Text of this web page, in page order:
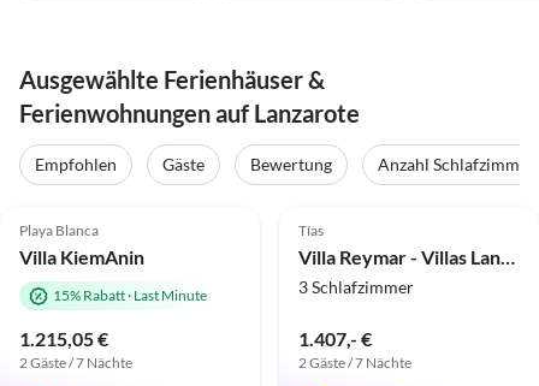
Ausgewählte Ferienhäuser &
Ferienwohnungen auf Lanzarote
Empfohlen Gäste Bewertung Anzahl Schlafzimmer
Top-Inserat
Playa Blanca
Villa KiemAnin
15% Rabatt· Last Minute
1.215,05 €
2 Gäste / 7 Nächte
Top-Inserat
Tías
Villa Reymar - Villas Lanzarote - VipVipVillas
3 Schlafzimmer
1.407,- €
2 Gäste / 7 Nächte